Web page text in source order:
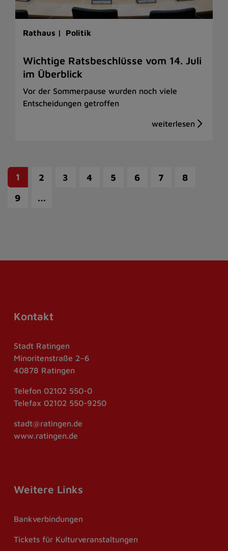
Rathaus | Politik
Wichtige Ratsbeschlüsse vom 14. Juli
im Überblick
Vor der Sommerpause wurden noch viele
Entscheidungen getroffen
1 2 3 4 5 6 7
8
9
…
Kontakt
Stadt Ratingen
Minoritenstraße 2–6
40878 Ratingen
Telefon 02102 550-0
Telefax 02102 550-9250
stadt@ratingen.de
www.ratingen.de
Weitere Links
Bankverbindungen
Tickets für Kulturveranstaltungen